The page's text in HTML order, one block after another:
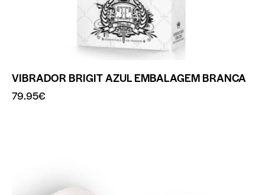
VIBRADOR BRIGIT AZUL EMBALAGEM BRANCA
79.95€